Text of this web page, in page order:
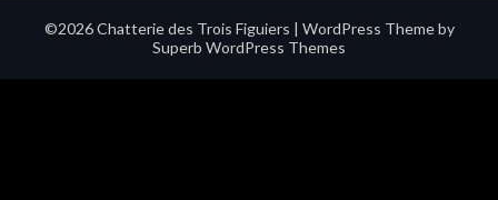
©2026 Chatterie des Trois Figuiers | WordPress Theme by
Superb WordPress Themes